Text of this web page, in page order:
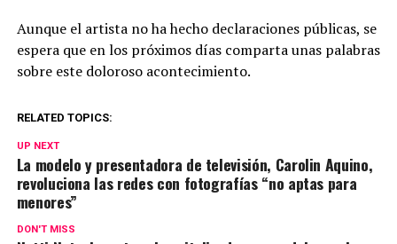
Aunque el artista no ha hecho declaraciones públicas, se
espera que en los próximos días comparta unas palabras
sobre este doloroso acontecimiento.
RELATED TOPICS:
UP NEXT
La modelo y presentadora de televisión, Carolin Aquino,
revoluciona las redes con fotografías “no aptas para
menores”
DON'T MISS